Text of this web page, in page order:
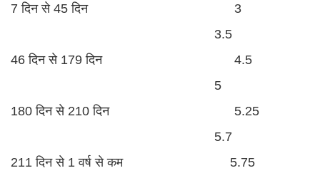
7 दिन से 45 दिन 3
3.5
46 दिन से 179 दिन 4.5
5
180 दिन से 210 दिन 5.25
5.7
211 दिन से 1 वर्ष से कम 5.75